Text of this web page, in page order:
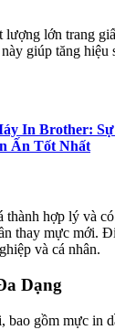
lượng lớn trang
giúp tăng hiệu
In Brother:
Ấn Tốt Nhất
hợp lý và
thay mực mới.
và cá nhân.
Dạng
bao gồm mực in